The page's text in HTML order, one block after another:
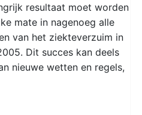
resultaat moet worden
mate in nagenoeg alle
van het ziekteverzuim in
Dit succes kan deels
nieuwe wetten en regels,